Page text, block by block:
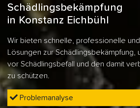
Schädlingsbekämpfung
in Konstanz Eichbühl
Wir bieten schnelle, professionelle
Lösungen zur Schädlingsbekämpfung,
vor Schädlingsbefall und den damit
zu schützen.
Problemanalyse